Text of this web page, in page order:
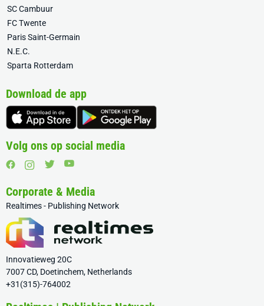
SC Cambuur
FC Twente
Paris Saint-Germain
N.E.C.
Sparta Rotterdam
Download de app
Volg ons op social media
Corporate & Media
Realtimes - Publishing Network
Innovatieweg 20C
7007 CD, Doetinchem, Netherlands
+31(315)-764002